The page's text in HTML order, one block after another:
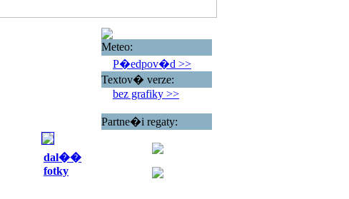
dal��
fotky
Meteo:
P�edpov�d >>
Textov� verze:
bez grafiky >>
Partne�i regaty: